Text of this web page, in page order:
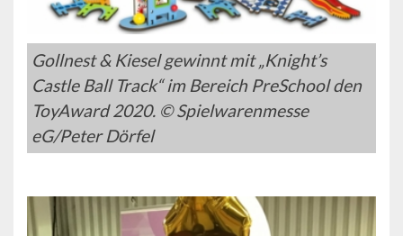
Gollnest & Kiesel gewinnt mit „Knight’s
Castle Ball Track“ im Bereich PreSchool den
ToyAward 2020. © Spielwarenmesse
eG/Peter Dörfel